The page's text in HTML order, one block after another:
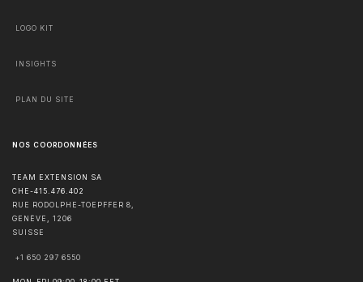
LOGO KIT
INSIGHTS
PLAN DU SITE
NOS COORDONNÉES
TEAM EXTENSION SA
CHE-415.476.402
RUE RODOLPHE-TOEPFFER 8,
GENÈVE
1206
SUISSE
+1 650 297 6550